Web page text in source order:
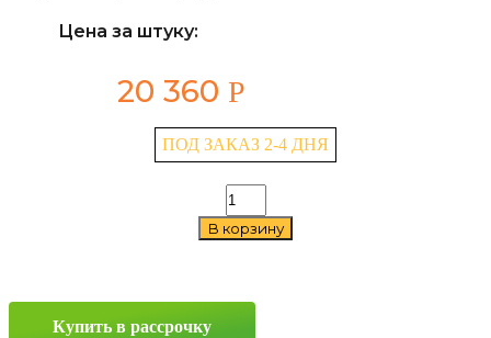
Цена за штуку:
20 360 Р
ПОД ЗАКАЗ 2-4 ДНЯ
Количество
товара
Michelin
225/55
В корзину
Купить в рассрочку